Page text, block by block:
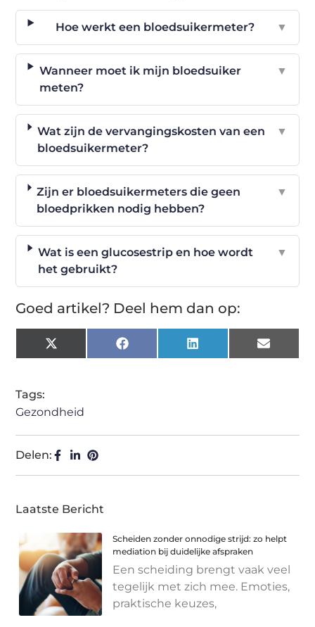
Hoe werkt een bloedsuikermeter? ▼
Wanneer moet ik mijn bloedsuiker
meten?
▼
Wat zijn de vervangingskosten van een
bloedsuikermeter?
▼
Zijn er bloedsuikermeters die geen
bloedprikken nodig hebben?
▼
Wat is een glucosestrip en hoe wordt
het gebruikt?
▼
Goed artikel? Deel hem dan op:
X
(Twitter)
Facebook LinkedIn Email
Tags:
Gezondheid
Delen:
Laatste Bericht
Scheiden zonder onnodige strijd: zo helpt
mediation bij duidelijke afspraken
Een scheiding brengt vaak veel
tegelijk met zich mee. Emoties,
praktische keuzes,